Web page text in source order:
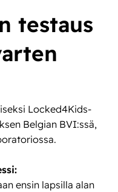
testaus
Locked4Kids-
Belgian BVI:ssä,
ensin lapsilla alan